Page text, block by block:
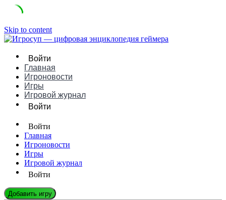
Skip to content
Войти
Главная
Игроновости
Игры
Игровой журнал
Войти
Войти
Главная
Игроновости
Игры
Игровой журнал
Войти
Добавить игру